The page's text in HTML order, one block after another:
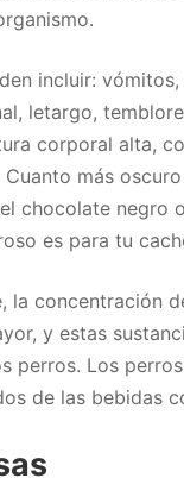
incluir: vómitos,
letargo,
corporal alta,
más
chocolate negro
es para tu
la concentración
y estas
perros. Los
de las bebidas